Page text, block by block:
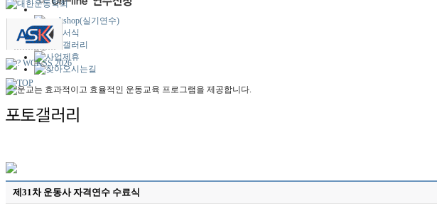
제31차 운동사 자격연수 수료식